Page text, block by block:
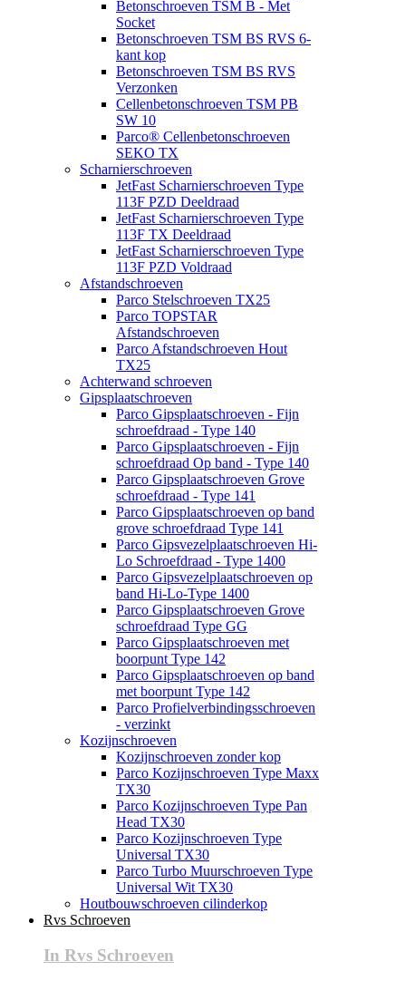
Betonschroeven TSM B - Met
Socket
Betonschroeven TSM BS RVS 6-
kant kop
Betonschroeven TSM BS RVS
Verzonken
Cellenbetonschroeven TSM PB
SW 10
Parco® Cellenbetonschroeven
SEKO TX
Scharnierschroeven
JetFast Scharnierschroeven Type
113F PZD Deeldraad
JetFast Scharnierschroeven Type
113F TX Deeldraad
JetFast Scharnierschroeven Type
113F PZD Voldraad
Afstandschroeven
Parco Stelschroeven TX25
Parco TOPSTAR
Afstandschroeven
Parco Afstandschroeven Hout
TX25
Achterwand schroeven
Gipsplaatschroeven
Parco Gipsplaatschroeven - Fijn
schroefdraad - Type 140
Parco Gipsplaatschroeven - Fijn
schroefdraad Op band - Type 140
Parco Gipsplaatschroeven Grove
schroefdraad - Type 141
Parco Gipsplaatschroeven op band
grove schroefdraad Type 141
Parco Gipsvezelplaatschroeven Hi-
Lo Schroefdraad - Type 1400
Parco Gipsvezelplaatschroeven op
band Hi-Lo-Type 1400
Parco Gipsplaatschroeven Grove
schroefdraad Type GG
Parco Gipsplaatschroeven met
boorpunt Type 142
Parco Gipsplaatschroeven op band
met boorpunt Type 142
Parco Profielverbindingsschroeven
- verzinkt
Kozijnschroeven
Kozijnschroeven zonder kop
Parco Kozijnschroeven Type Maxx
TX30
Parco Kozijnschroeven Type Pan
Head TX30
Parco Kozijnschroeven Type
Universal TX30
Parco Turbo Muurschroeven Type
Universal Wit TX30
Houtbouwschroeven cilinderkop
Rvs Schroeven
In Rvs Schroeven